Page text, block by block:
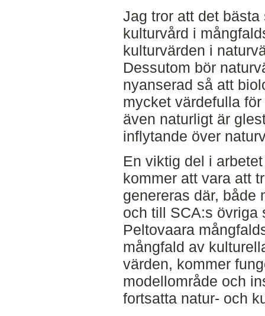
Jag tror att det
kulturvård i
kulturvärden i
Dessutom bör
nyanserad så att
mycket värdefulla
även naturligt är
inflytande över
En viktig del i
kommer att vara att
genereras där, både
och till SCA:s övriga
Peltovaara
mångfald av
värden, kommer
modellområde och
fortsatta natur- och